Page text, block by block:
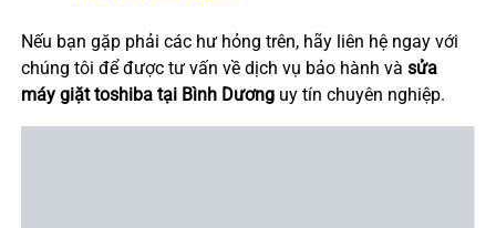
Nếu bạn gặp phải các hư hỏng trên, hãy liên hệ ngay với
chúng tôi để được tư vấn về dịch vụ bảo hành và sửa
máy giặt toshiba tại Bình Dươnguy tín chuyên nghiệp.